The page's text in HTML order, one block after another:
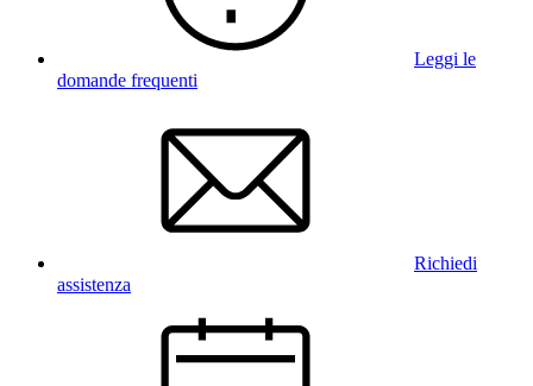
Leggi le
domande frequenti
Richiedi
assistenza